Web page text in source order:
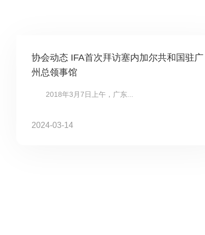
协会动态 IFA首次拜访塞内加尔共和国驻广
州总领事馆
2018年3月7日上午，广东...
2024-03-14